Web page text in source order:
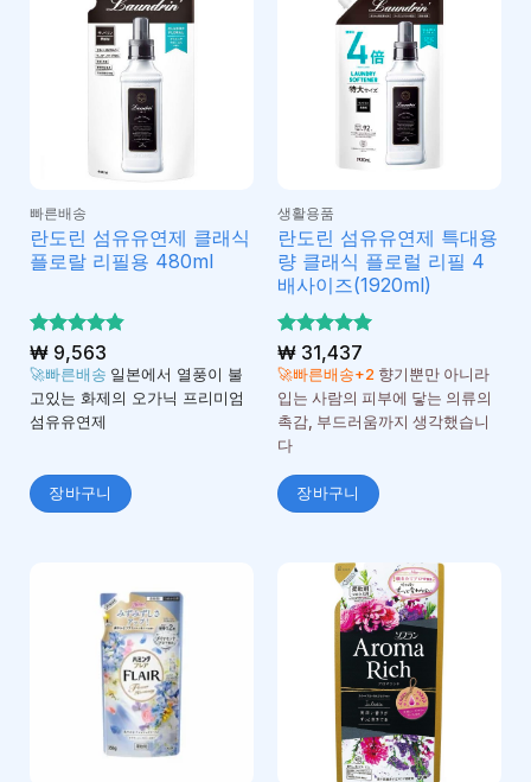
빠른배송
란도린 섬유유연제 클래식
플로랄 리필용 480ml
5 중에서
4.83로 평
가됨
₩9,563
🚀빠른배송 일본에서 열풍이 불
고있는 화제의 오가닉 프리미엄
섬유유연제
장바구니
생활용품
란도린 섬유유연제 특대용
량 클래식 플로럴 리필 4
배사이즈(1920ml)
5 중에서
5로 평가
됨
₩31,437
🚀빠른배송+2 향기뿐만 아니라
입는 사람의 피부에 닿는 의류의
촉감, 부드러움까지 생각했습니
다
장바구니